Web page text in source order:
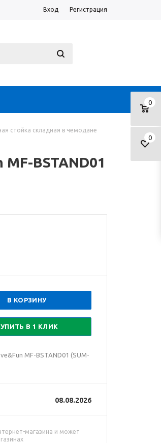
Вход Регистрация
0
0
стойка складная в чемодане
BSTAND01
В КОРЗИНУ
В 1 КЛИК
MF-BSTAND01 (SUM-
08.08.2026
магазина и может